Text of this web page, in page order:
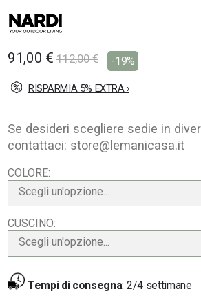
galleria
di
91,00 € 112,00 € -19%
RISPARMIA 5% EXTRA ›
Se desideri scegliere sedie in
contattaci: store@lemanicasa.it
COLORE
Scegli un'opzione...
CUSCINO
Scegli un'opzione...
Tempi di consegna: 2/4 settimane